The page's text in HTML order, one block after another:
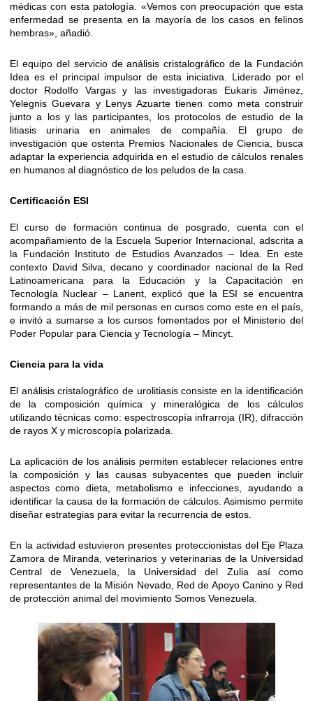
médicas con esta patología. «Vemos con preocupación que esta
enfermedad se presenta en la mayoría de los casos en felinos
hembras», añadió.
El equipo del servicio de análisis cristalográfico de la Fundación
Idea es el principal impulsor de esta iniciativa. Liderado por el
doctor Rodolfo Vargas y las investigadoras Eukaris Jiménez,
Yelegnis Guevara y Lenys Azuarte tienen como meta construir
junto a los y las participantes, los protocolos de estudio de la
litiasis urinaria en animales de compañía. El grupo de
investigación que ostenta Premios Nacionales de Ciencia, busca
adaptar la experiencia adquirida en el estudio de cálculos renales
en humanos al diagnóstico de los peludos de la casa.
Certificación ESI
El curso de formación continua de posgrado, cuenta con el
acompañamiento de la Escuela Superior Internacional, adscrita a
la Fundación Instituto de Estudios Avanzados – Idea. En este
contexto David Silva, decano y coordinador nacional de la Red
Latinoamericana para la Educación y la Capacitación en
Tecnología Nuclear – Lanent, explicó que la ESI se encuentra
formando a más de mil personas en cursos como este en el país,
e invitó a sumarse a los cursos fomentados por el Ministerio del
Poder Popular para Ciencia y Tecnología – Mincyt.
Ciencia para la vida
El análisis cristalográfico de urolitiasis consiste en la identificación
de la composición química y mineralógica de los cálculos
utilizando técnicas como: espectroscopía infrarroja (IR), difracción
de rayos X y microscopía polarizada.
La aplicación de los análisis permiten establecer relaciones entre
la composición y las causas subyacentes que pueden incluir
aspectos como dieta, metabolismo e infecciones, ayudando a
identificar la causa de la formación de cálculos. Asimismo permite
diseñar estrategias para evitar la recurrencia de estos.
En la actividad estuvieron presentes proteccionistas del Eje Plaza
Zamora de Miranda, veterinarios y veterinarias de la Universidad
Central de Venezuela, la Universidad del Zulia así como
representantes de la Misión Nevado, Red de Apoyo Canino y Red
de protección animal del movimiento Somos Venezuela.